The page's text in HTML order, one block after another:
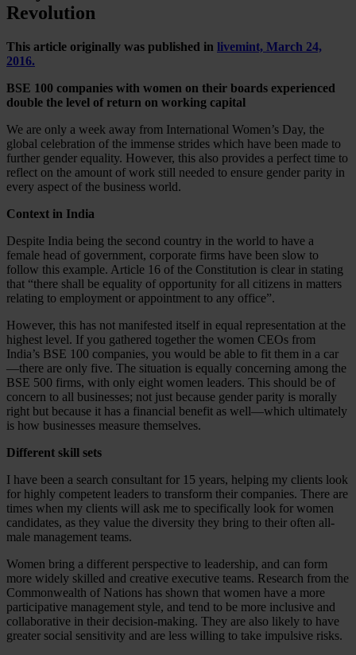
Revolution
This article originally was published in livemint, March 24,
2016.
BSE 100 companies with women on their boards experienced
double the level of return on working capital​
We are only a week away from International Women’s Day, the
global celebration of the immense strides which have been made to
further gender equality. However, this also provides a perfect time to
reflect on the amount of work still needed to ensure gender parity in
every aspect of the business world.
Context in India
Despite India being the second country in the world to have a
female head of government, corporate firms have been slow to
follow this example. Article 16 of the Constitution is clear in stating
that “there shall be equality of opportunity for all citizens in matters
relating to employment or appointment to any office”.
However, this has not manifested itself in equal representation at the
highest level. If you gathered together the women CEOs from
India’s BSE 100 companies, you would be able to fit them in a car
—there are only five. The situation is equally concerning among the
BSE 500 firms, with only eight women leaders. This should be of
concern to all businesses; not just because gender parity is morally
right but because it has a financial benefit as well—which ultimately
is how businesses measure themselves.
Different skill sets
I have been a search consultant for 15 years, helping my clients look
for highly competent leaders to transform their companies. There are
times when my clients will ask me to specifically look for women
candidates, as they value the diversity they bring to their often all-
male management teams.
Women bring a different perspective to leadership, and can form
more widely skilled and creative executive teams. Research from the
Commonwealth of Nations has shown that women have a more
participative management style, and tend to be more inclusive and
collaborative in their decision-making. They are also likely to have
greater social sensitivity and are less willing to take impulsive risks.